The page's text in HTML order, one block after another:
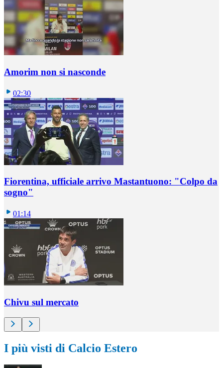
Amorim non si nasconde
02:30
Fiorentina, ufficiale arrivo Mastantuono: "Colpo da
sogno"
01:14
Chivu sul mercato
I più visti di Calcio Estero